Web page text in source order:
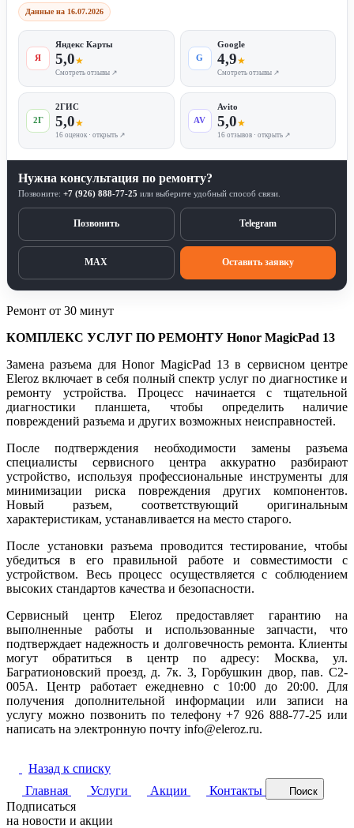
Данные на 16.07.2026
Я
Яндекс Карты
5,0★
Смотреть отзывы ↗
G
Google
4,9★
Смотреть отзывы ↗
2Г
2ГИС
5,0★
16 оценок · открыть ↗
AV
Avito
5,0★
16 отзывов · открыть ↗
Нужна консультация по ремонту?
Позвоните: +7 (926) 888-77-25 или выберите удобный способ связи.
Позвонить Telegram
MAX Оставить заявку
Ремонт от 30 минут
КОМПЛЕКС УСЛУГ ПО РЕМОНТУ Honor MagicPad 13
Замена разъема для Honor MagicPad 13 в сервисном центре
Eleroz включает в себя полный спектр услуг по диагностике и
ремонту устройства. Процесс начинается с тщательной
диагностики планшета, чтобы определить наличие
повреждений разъема и других возможных неисправностей.
После подтверждения необходимости замены разъема
специалисты сервисного центра аккуратно разбирают
устройство, используя профессиональные инструменты для
минимизации риска повреждения других компонентов.
Новый разъем, соответствующий оригинальным
характеристикам, устанавливается на место старого.
После установки разъема проводится тестирование, чтобы
убедиться в его правильной работе и совместимости с
устройством. Весь процесс осуществляется с соблюдением
высоких стандартов качества и безопасности.
Сервисный центр Eleroz предоставляет гарантию на
выполненные работы и использованные запчасти, что
подтверждает надежность и долговечность ремонта. Клиенты
могут обратиться в центр по адресу: Москва, ул.
Багратионовский проезд, д. 7к. 3, Горбушкин двор, пав. C2-
005A. Центр работает ежедневно с 10:00 до 20:00. Для
получения дополнительной информации или записи на
услугу можно позвонить по телефону +7 926 888-77-25 или
написать на электронную почту info@eleroz.ru.
Назад к списку
Главная
Услуги Акции Контакты Поиск
Подписаться
на новости и акции